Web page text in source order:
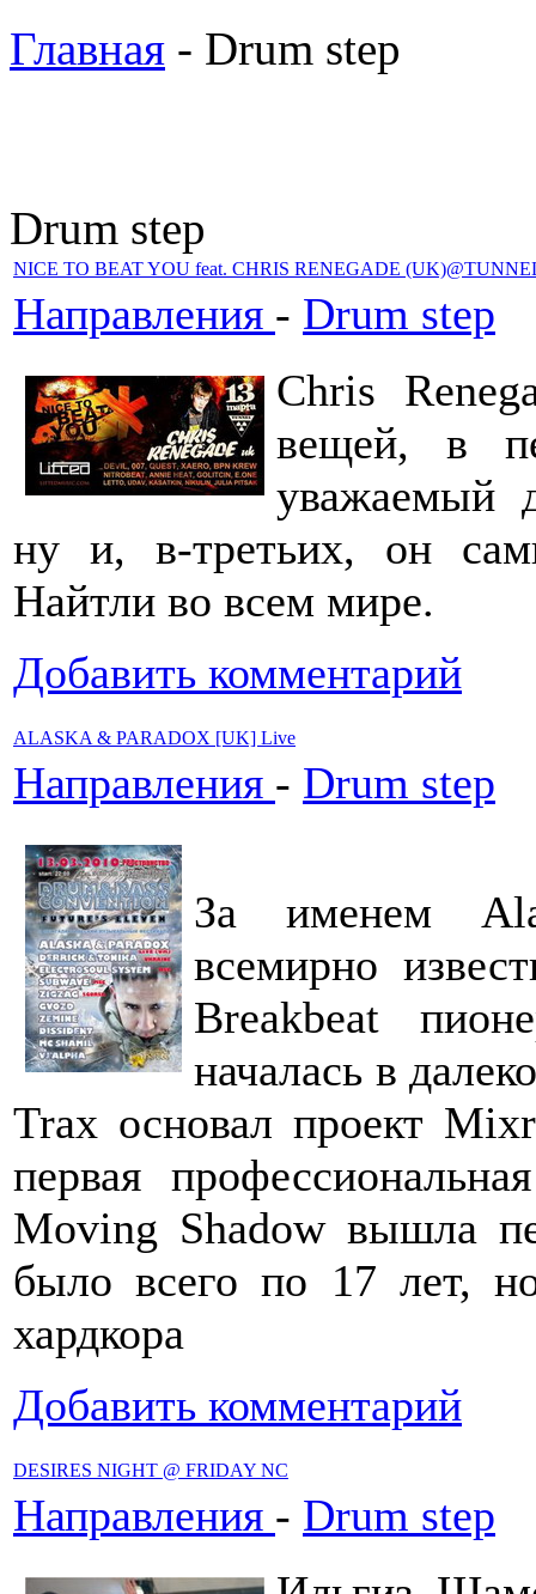
Главная - Drum step
Drum step
NICE TO BEAT YOU feat. CHRIS RENEGADE
Направления - Drum step
Chris
вещей, в
уважаемый
ну и, в-третьих, он
Найтли во всем мире.
Добавить комментарий
ALASKA & PARADOX [UK] Live
Направления - Drum step
За именем
всемирно
Breakbeat
началась в
Trax основал проект
первая
Moving Shadow вышла
было всего по 17 лет,
хардкора
Добавить комментарий
DESIRES NIGHT @ FRIDAY NC
Направления - Drum step